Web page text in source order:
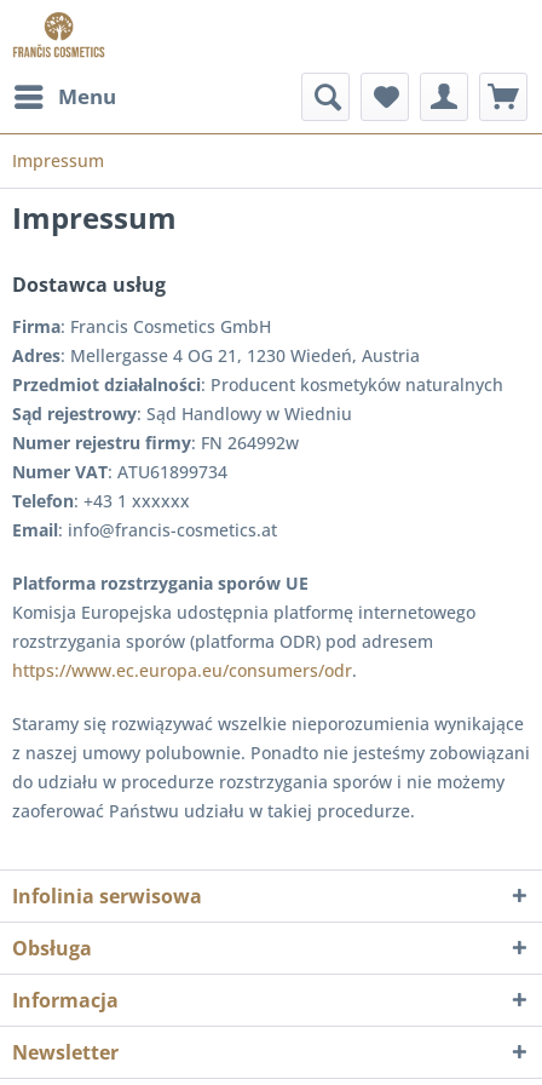
Menu
Impressum
Impressum
Dostawca usług
Firma: Francis Cosmetics GmbH
Adres: Mellergasse 4 OG 21, 1230 Wiedeń, Austria
Przedmiot działalności: Producent kosmetyków naturalnych
Sąd rejestrowy: Sąd Handlowy w Wiedniu
Numer rejestru firmy: FN 264992w
Numer VAT: ATU61899734
Telefon: +43 1 xxxxxx
Email: info@francis-cosmetics.at
Platforma rozstrzygania sporów UE
Komisja Europejska udostępnia platformę internetowego
rozstrzygania sporów (platforma ODR) pod adresem
https://www.ec.europa.eu/consumers/odr.
Staramy się rozwiązywać wszelkie nieporozumienia wynikające
z naszej umowy polubownie. Ponadto nie jesteśmy zobowiązani
do udziału w procedurze rozstrzygania sporów i nie możemy
zaoferować Państwu udziału w takiej procedurze.
Infolinia serwisowa
Obsługa
Informacja
Newsletter